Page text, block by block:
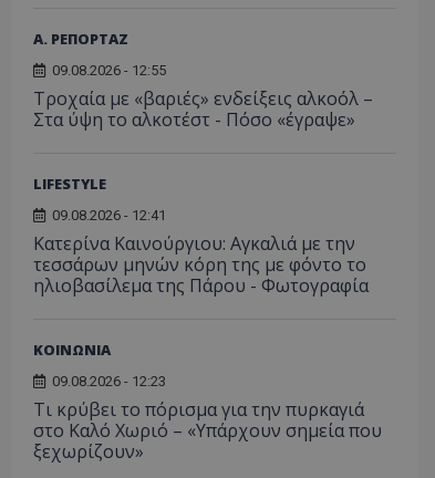
Α. ΡΕΠΟΡΤΑΖ
09.08.2026 - 12:55
Τροχαία με «βαριές» ενδείξεις αλκοόλ –
Στα ύψη το αλκοτέστ - Πόσο «έγραψε»
LIFESTYLE
09.08.2026 - 12:41
Κατερίνα Καινούργιου: Αγκαλιά με την
τεσσάρων μηνών κόρη της με φόντο το
ηλιοβασίλεμα της Πάρου - Φωτογραφία
ΚΟΙΝΩΝΙΑ
09.08.2026 - 12:23
Τι κρύβει το πόρισμα για την πυρκαγιά
στο Καλό Χωριό – «Υπάρχουν σημεία που
ξεχωρίζουν»